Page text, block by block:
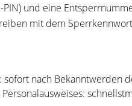
-PIN) und eine
mit dem
sofort nach Bekanntwerden